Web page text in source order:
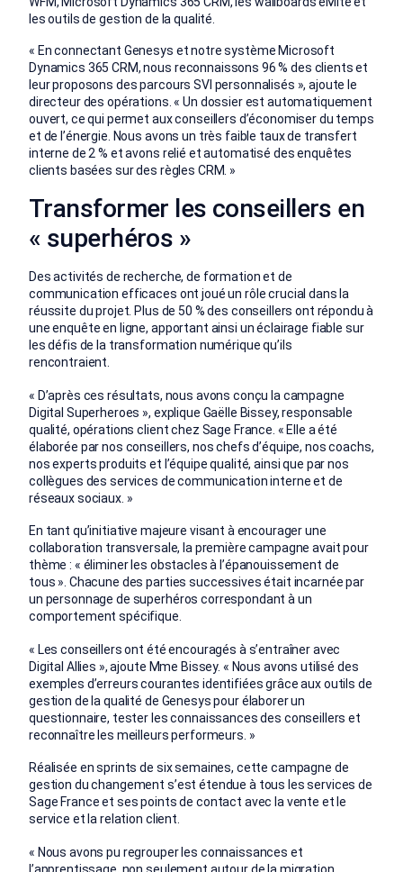
les outils de gestion de la qualité.
« En connectant Genesys et notre système Microsoft
Dynamics 365 CRM, nous reconnaissons 96 % des clients et
leur proposons des parcours SVI personnalisés », ajoute le
directeur des opérations. « Un dossier est automatiquement
ouvert, ce qui permet aux conseillers d’économiser du temps
et de l’énergie. Nous avons un très faible taux de transfert
interne de 2 % et avons relié et automatisé des enquêtes
clients basées sur des règles CRM. »
Transformer les conseillers en
« superhéros »
Des activités de recherche, de formation et de
communication efficaces ont joué un rôle crucial dans la
réussite du projet. Plus de 50 % des conseillers ont répondu à
une enquête en ligne, apportant ainsi un éclairage fiable sur
les défis de la transformation numérique qu’ils
rencontraient.
« D’après ces résultats, nous avons conçu la campagne
Digital Superheroes », explique Gaëlle Bissey, responsable
qualité, opérations client chez Sage France. « Elle a été
élaborée par nos conseillers, nos chefs d’équipe, nos coachs,
nos experts produits et l’équipe qualité, ainsi que par nos
collègues des services de communication interne et de
réseaux sociaux. »
En tant qu’initiative majeure visant à encourager une
collaboration transversale, la première campagne avait pour
thème : « éliminer les obstacles à l’épanouissement de
tous ». Chacune des parties successives était incarnée par
un personnage de superhéros correspondant à un
comportement spécifique.
« Les conseillers ont été encouragés à s’entraîner avec
Digital Allies », ajoute Mme Bissey. « Nous avons utilisé des
exemples d’erreurs courantes identifiées grâce aux outils de
gestion de la qualité de Genesys pour élaborer un
questionnaire, tester les connaissances des conseillers et
reconnaître les meilleurs performeurs. »
Réalisée en sprints de six semaines, cette campagne de
gestion du changement s’est étendue à tous les services de
Sage France et ses points de contact avec la vente et le
service et la relation client.
« Nous avons pu regrouper les connaissances et